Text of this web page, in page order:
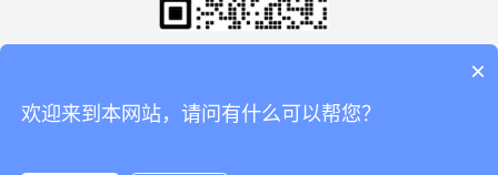
×
欢迎来到本网站，请问有什么可以帮您？